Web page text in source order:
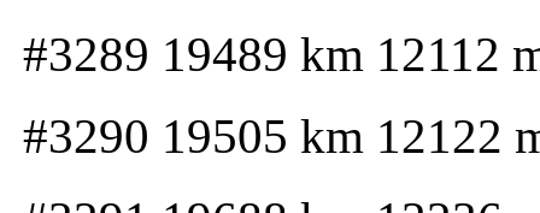
#3289 19489 km 12112
#3290 19505 km 12122